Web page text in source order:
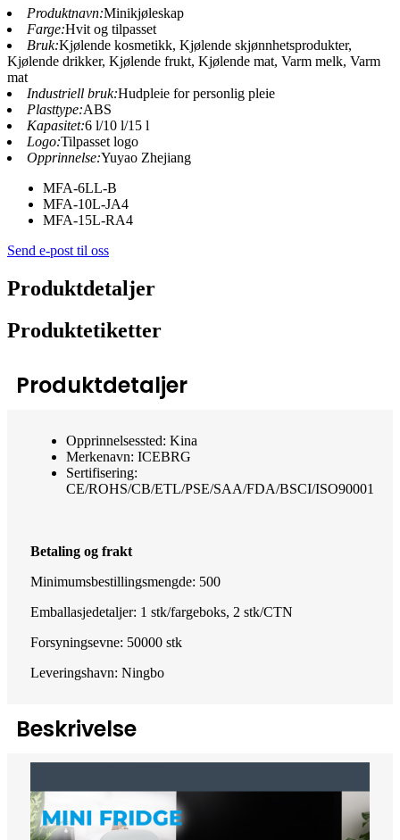
Produktnavn:Minikjøleskap
Farge:Hvit og tilpasset
Bruk:Kjølende kosmetikk, Kjølende skjønnhetsprodukter,
Kjølende drikker, Kjølende frukt, Kjølende mat, Varm melk, Varm
mat
Industriell bruk:Hudpleie for personlig pleie
Plasttype:ABS
Kapasitet:6 l/10 l/15 l
Logo:Tilpasset logo
Opprinnelse:Yuyao Zhejiang
MFA-6LL-B
MFA-10L-JA4
MFA-15L-RA4
Send e-post til oss
Produktdetaljer
Produktetiketter
Produktdetaljer
Opprinnelsessted: Kina
Merkenavn: ICEBRG
Sertifisering:
CE/ROHS/CB/ETL/PSE/SAA/FDA/BSCI/ISO90001
Betaling og frakt
Minimumsbestillingsmengde: 500
Emballasjedetaljer: 1 stk/fargeboks, 2 stk/CTN
Forsyningsevne: 50000 stk
Leveringshavn: Ningbo
Beskrivelse